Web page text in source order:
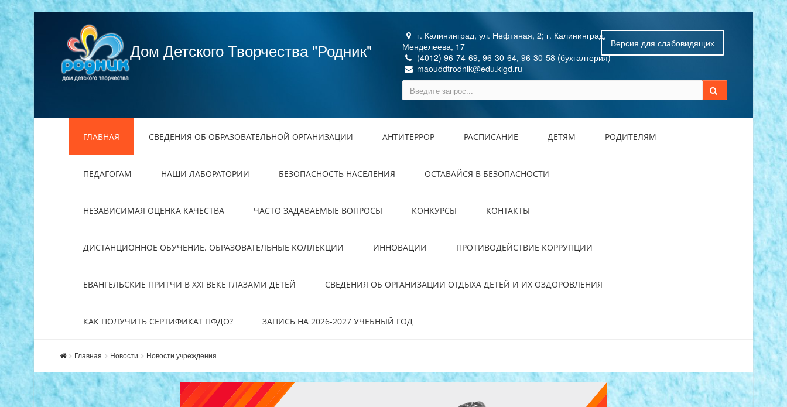
Дом Детского Творчества "Родник"
г. Калининград, ул. Нефтяная, 2; г. Калининград,
Менделеева, 17
(4012) 96-74-69, 96-30-64, 96-30-58 (бухгалтерия)
maouddtrodnik@edu.klgd.ru
Версия для слабовидящих
ГЛАВНАЯ СВЕДЕНИЯ ОБ ОБРАЗОВАТЕЛЬНОЙ ОРГАНИЗАЦИИ АНТИТЕРРОР РАСПИСАНИЕ ДЕТЯМ РОДИТЕЛЯМ
ПЕДАГОГАМ НАШИ ЛАБОРАТОРИИ БЕЗОПАСНОСТЬ НАСЕЛЕНИЯ ОСТАВАЙСЯ В БЕЗОПАСНОСТИ
НЕЗАВИСИМАЯ ОЦЕНКА КАЧЕСТВА ЧАСТО ЗАДАВАЕМЫЕ ВОПРОСЫ КОНКУРСЫ КОНТАКТЫ
ДИСТАНЦИОННОЕ ОБУЧЕНИЕ. ОБРАЗОВАТЕЛЬНЫЕ КОЛЛЕКЦИИ ИННОВАЦИИ ПРОТИВОДЕЙСТВИЕ КОРРУПЦИИ
ЕВАНГЕЛЬСКИЕ ПРИТЧИ В XXI ВЕКЕ ГЛАЗАМИ ДЕТЕЙ СВЕДЕНИЯ ОБ ОРГАНИЗАЦИИ ОТДЫХА ДЕТЕЙ И ИХ ОЗДОРОВЛЕНИЯ
КАК ПОЛУЧИТЬ СЕРТИФИКАТ ПФДО? ЗАПИСЬ НА 2026-2027 УЧЕБНЫЙ ГОД
Главная Новости Новости учреждения